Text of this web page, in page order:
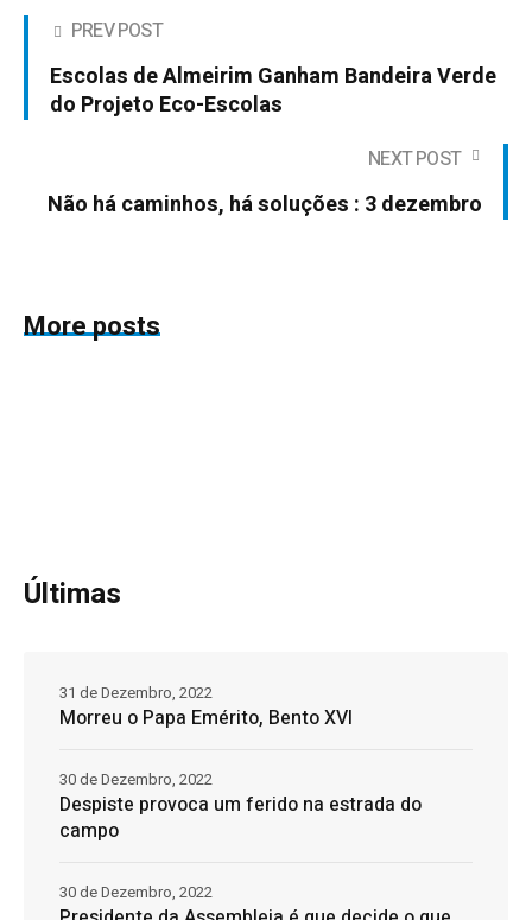
PREV POST
Escolas de Almeirim Ganham Bandeira Verde
do Projeto Eco-Escolas
NEXT POST
Não há caminhos, há soluções : 3 dezembro
More posts
Últimas
Morreu o Papa Emérito, Bento XVI
31 de Dezembro, 2022
Despiste provoca um ferido na estrada do
campo
30 de Dezembro, 2022
30 de Dezembro, 2022